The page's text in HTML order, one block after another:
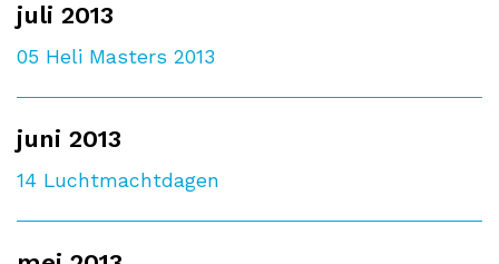
juli 2013
05 Heli Masters 2013
juni 2013
14 Luchtmachtdagen